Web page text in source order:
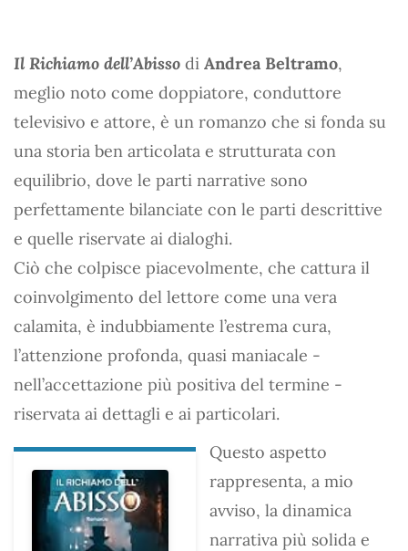
Il Richiamo dell’Abisso di Andrea Beltramo,
meglio noto come doppiatore, conduttore
televisivo e attore, è un romanzo che si fonda su
una storia ben articolata e strutturata con
equilibrio, dove le parti narrative sono
perfettamente bilanciate con le parti descrittive
e quelle riservate ai dialoghi.
Ciò che colpisce piacevolmente, che cattura il
coinvolgimento del lettore come una vera
calamita, è indubbiamente l’estrema cura,
l’attenzione profonda, quasi maniacale -
nell’accettazione più positiva del termine -
riservata ai dettagli e ai particolari.
Questo aspetto
rappresenta, a mio
avviso, la dinamica
narrativa più solida e